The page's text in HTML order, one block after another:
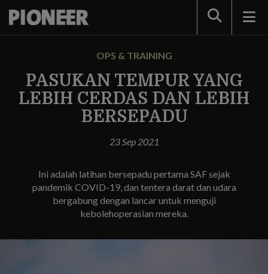
Search
OPS & TRAINING
PASUKAN TEMPUR YANG
LEBIH CERDAS DAN LEBIH
BERSEPADU
23 Sep 2021
Ini adalah latihan bersepadu pertama SAF sejak
pandemik COVID-19, dan tentera darat dan udara
bergabung dengan lancar untuk menguji
kebolehoperasian mereka.